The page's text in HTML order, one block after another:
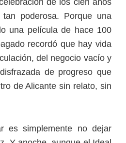
de los cien años
poderosa. Porque una
una película de hace 100
recordó que hay vida
del negocio vacío y
de progreso que
de Alicante sin relato, sin
es simplemente no dejar